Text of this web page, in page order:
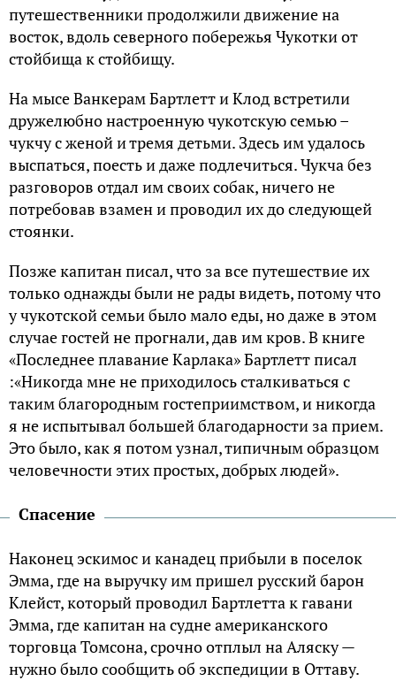
путешественники продолжили движение на
восток, вдоль северного побережья Чукотки от
стойбища к стойбищу.
На мысе Ванкерам Бартлетт и Клод встретили
дружелюбно настроенную чукотскую семью –
чукчу с женой и тремя детьми. Здесь им удалось
выспаться, поесть и даже подлечиться. Чукча без
разговоров отдал им своих собак, ничего не
потребовав взамен и проводил их до следующей
стоянки.
Позже капитан писал, что за все путешествие их
только однажды были не рады видеть, потому что
у чукотской семьи было мало еды, но даже в этом
случае гостей не прогнали, дав им кров. В книге
«Последнее плавание Карлака» Бартлетт писал
:«Никогда мне не приходилось сталкиваться с
таким благородным гостеприимством, и никогда
я не испытывал большей благодарности за прием.
Это было, как я потом узнал, типичным образцом
человечности этих простых, добрых людей».
Спасение
Наконец эскимос и канадец прибыли в поселок
Эмма, где на выручку им пришел русский барон
Клейст, который проводил Бартлетта к гавани
Эмма, где капитан на судне американского
торговца Томсона, срочно отплыл на Аляску —
нужно было сообщить об экспедиции в Оттаву.